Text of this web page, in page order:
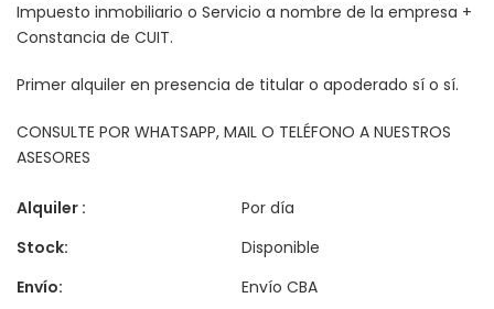
Impuesto inmobiliario o Servicio a nombre de la empresa +
Constancia de CUIT.
Primer alquiler en presencia de titular o apoderado sí o sí.
CONSULTE POR WHATSAPP, MAIL O TELÉFONO A NUESTROS
ASESORES
Alquiler :
Por día
Stock:
Disponible
Envío:
Envío CBA